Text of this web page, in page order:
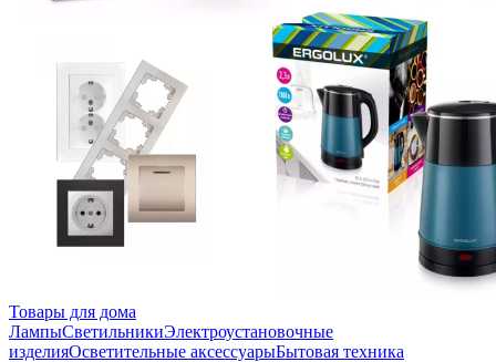
Товары для дома
ЛампыСветильникиЭлектроустановочные
изделияОсветительные аксессуарыБытовая техника